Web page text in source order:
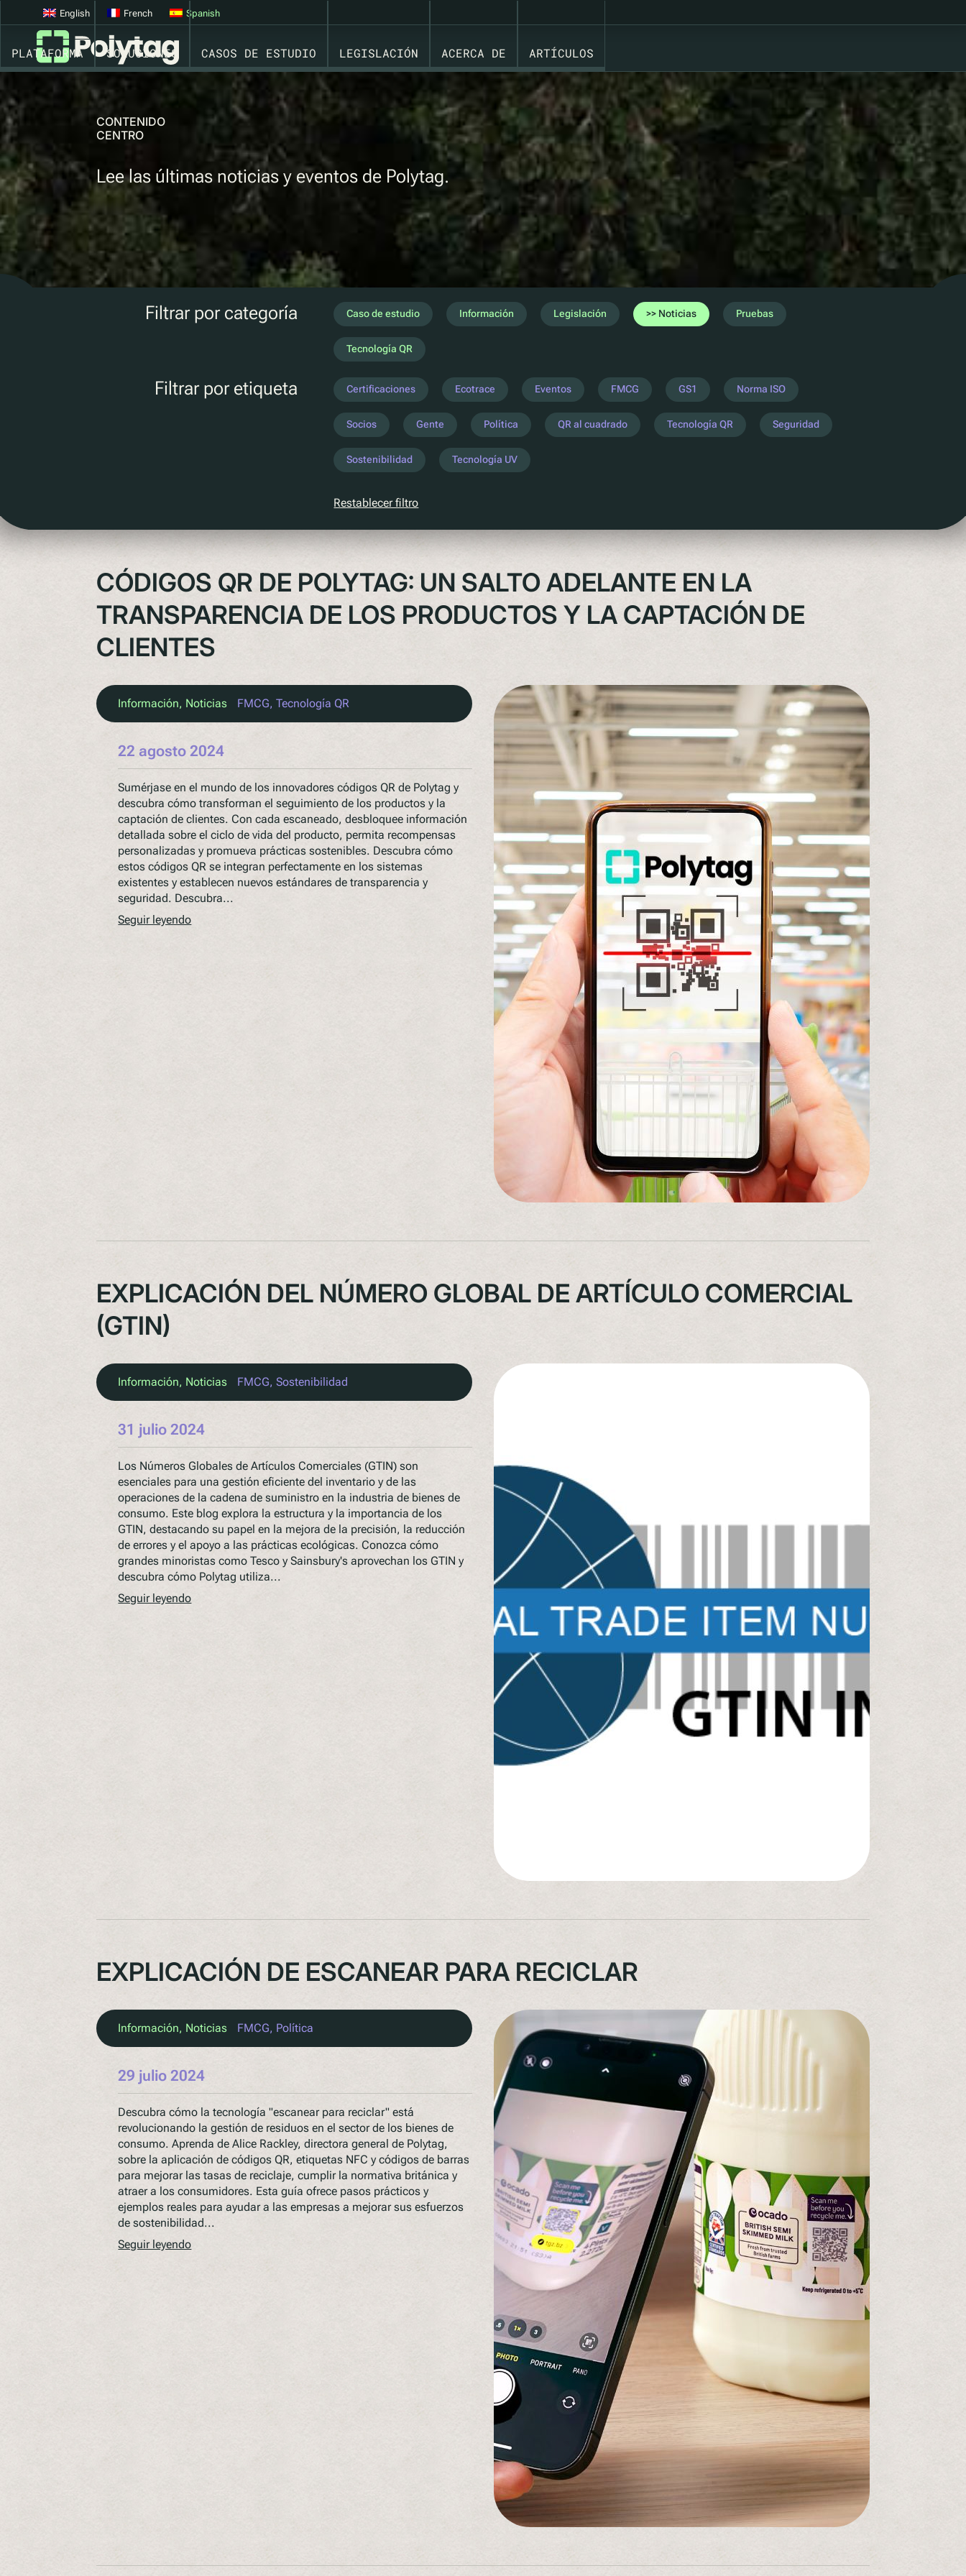
PLATAFORMA SOLUCIONES CASOS DE ESTUDIO LEGISLACIÓN ACERCA DE ARTÍCULOS
English French Spanish
CONTENIDO
CENTRO
Lee las últimas noticias y eventos de Polytag.
Filtrar por categoría Caso de estudio Información Legislación Noticias Pruebas
Tecnología QR
Filtrar por etiqueta Certificaciones Ecotrace Eventos FMCG GS1 Norma ISO
Socios Gente Política QR al cuadrado Tecnología QR Seguridad
Sostenibilidad Tecnología UV
Restablecer filtro
CÓDIGOS QR DE POLYTAG: UN SALTO ADELANTE EN LA
TRANSPARENCIA DE LOS PRODUCTOS Y LA CAPTACIÓN DE
CLIENTES
Información, Noticias FMCG, Tecnología QR
22 agosto 2024
Sumérjase en el mundo de los innovadores códigos QR de Polytag y
descubra cómo transforman el seguimiento de los productos y la
captación de clientes. Con cada escaneado, desbloquee información
detallada sobre el ciclo de vida del producto, permita recompensas
personalizadas y promueva prácticas sostenibles. Descubra cómo
estos códigos QR se integran perfectamente en los sistemas
existentes y establecen nuevos estándares de transparencia y
seguridad. Descubra...
Seguir leyendo
EXPLICACIÓN DEL NÚMERO GLOBAL DE ARTÍCULO COMERCIAL
(GTIN)
Información, Noticias FMCG, Sostenibilidad
31 julio 2024
Los Números Globales de Artículos Comerciales (GTIN) son
esenciales para una gestión eficiente del inventario y de las
operaciones de la cadena de suministro en la industria de bienes de
consumo. Este blog explora la estructura y la importancia de los
GTIN, destacando su papel en la mejora de la precisión, la reducción
de errores y el apoyo a las prácticas ecológicas. Conozca cómo
grandes minoristas como Tesco y Sainsbury's aprovechan los GTIN y
descubra cómo Polytag utiliza...
Seguir leyendo
EXPLICACIÓN DE ESCANEAR PARA RECICLAR
Información, Noticias FMCG, Política
29 julio 2024
Descubra cómo la tecnología "escanear para reciclar" está
revolucionando la gestión de residuos en el sector de los bienes de
consumo. Aprenda de Alice Rackley, directora general de Polytag,
sobre la aplicación de códigos QR, etiquetas NFC y códigos de barras
para mejorar las tasas de reciclaje, cumplir la normativa británica y
atraer a los consumidores. Esta guía ofrece pasos prácticos y
ejemplos reales para ayudar a las empresas a mejorar sus esfuerzos
de sostenibilidad...
Seguir leyendo